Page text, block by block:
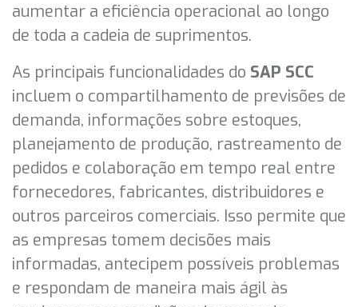
aumentar a eficiência operacional ao longo
de toda a cadeia de suprimentos.
As principais funcionalidades do SAP SCC
incluem o compartilhamento de previsões de
demanda, informações sobre estoques,
planejamento de produção, rastreamento de
pedidos e colaboração em tempo real entre
fornecedores, fabricantes, distribuidores e
outros parceiros comerciais. Isso permite que
as empresas tomem decisões mais
informadas, antecipem possíveis problemas
e respondam de maneira mais ágil às